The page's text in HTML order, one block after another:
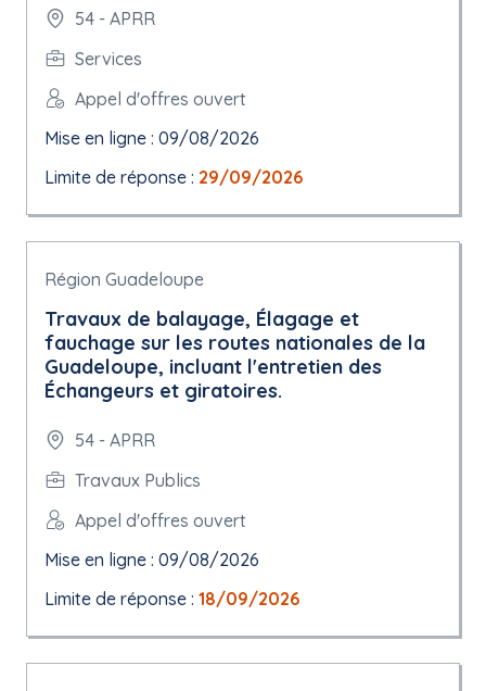
54 - APRR
Services
Appel d'offres ouvert
Mise en ligne : 09/08/2026
Limite de réponse : 29/09/2026
Région Guadeloupe
Travaux de balayage, Élagage et
fauchage sur les routes nationales de la
Guadeloupe, incluant l'entretien des
Échangeurs et giratoires.
54 - APRR
Travaux Publics
Appel d'offres ouvert
Mise en ligne : 09/08/2026
Limite de réponse : 18/09/2026